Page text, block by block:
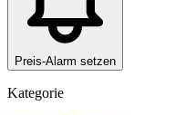
Preis-Alarm setzen
Kategorie